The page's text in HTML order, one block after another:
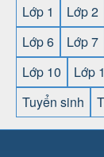
Lớp 1 Lớp 2
Lớp 6
Lớp 7
Lớp 10
Lớp
Tuyển sinh